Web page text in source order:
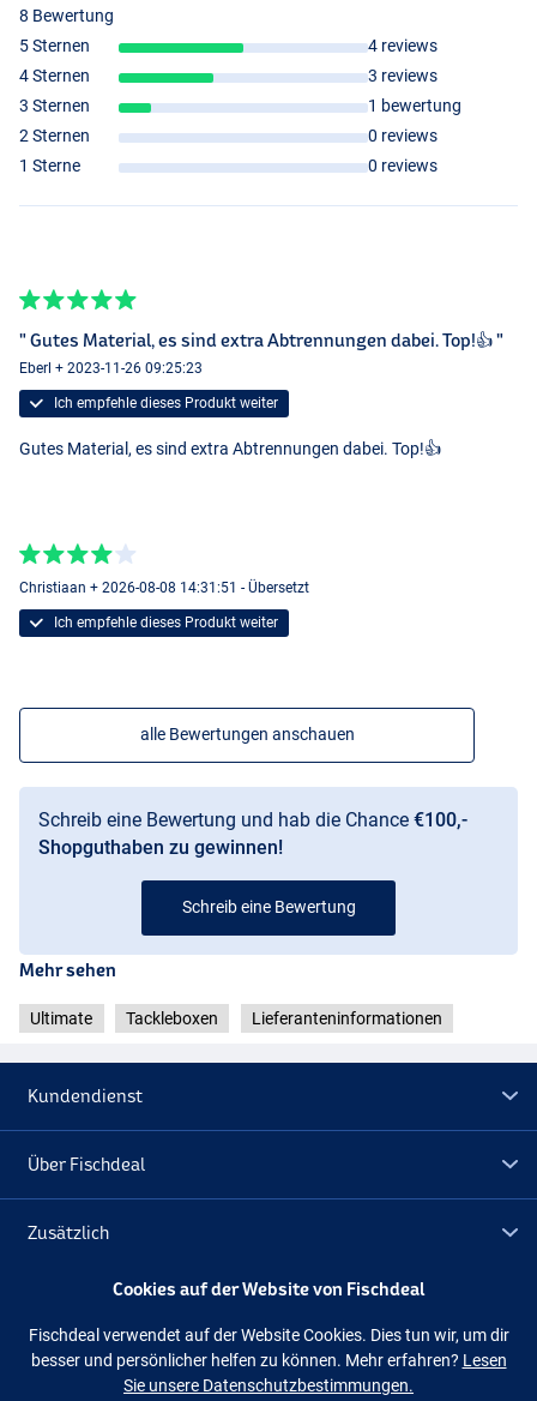
8 Bewertung
5 Sternen
4 reviews
4 Sternen
3 reviews
3 Sternen
1 bewertung
2 Sternen
0 reviews
1 Sterne
0 reviews
" Gutes Material, es sind extra Abtrennungen dabei. Top!👍 "
Eberl + 2023-11-26 09:25:23
Ich empfehle dieses Produkt weiter
Gutes Material, es sind extra Abtrennungen dabei. Top!👍
Christiaan + 2026-08-08 14:31:51 - Übersetzt
Ich empfehle dieses Produkt weiter
alle Bewertungen anschauen
Schreib eine Bewertung und hab die Chance €100,-
Shopguthaben zu gewinnen!
Schreib eine Bewertung
Mehr sehen
Ultimate Tackleboxen Lieferanteninformationen
Kundendienst
Über Fischdeal
Zusätzlich
Lagerräumung
Facebook
Cookies auf der Website von Fischdeal
Fischdeal verwendet auf der Website Cookies. Dies tun wir, um dir
besser und persönlicher helfen zu können. Mehr erfahren? Lesen
Sie unsere Datenschutzbestimmungen.